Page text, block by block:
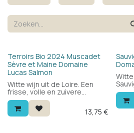
Terroirs Bio 2024 Muscadet
Sèvre et Maine Domaine
Lucas Salmon
Witte wijn uit de Loire. Een
frisse, volle en zuivere
Muscadet voor bij de
mosselen, oesters en andere
zeevruchten. Muscadet de
13,75 €
en